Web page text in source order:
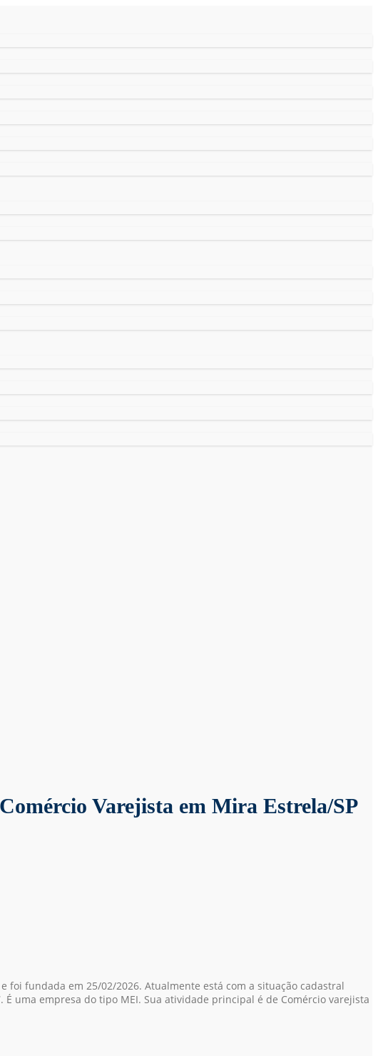
Varejista em Mira Estrela/SP
e foi fundada em 25/02/2026. Atualmente está com a situação cadastral
É uma empresa do tipo MEI. Sua atividade principal é de Comércio varejista